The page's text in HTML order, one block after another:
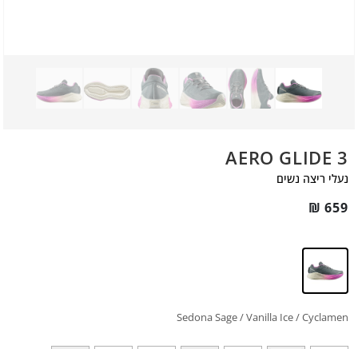
AERO GLIDE 3
נעלי ריצה נשים
₪ 659
Sedona Sage / Vanilla Ice / Cyclamen